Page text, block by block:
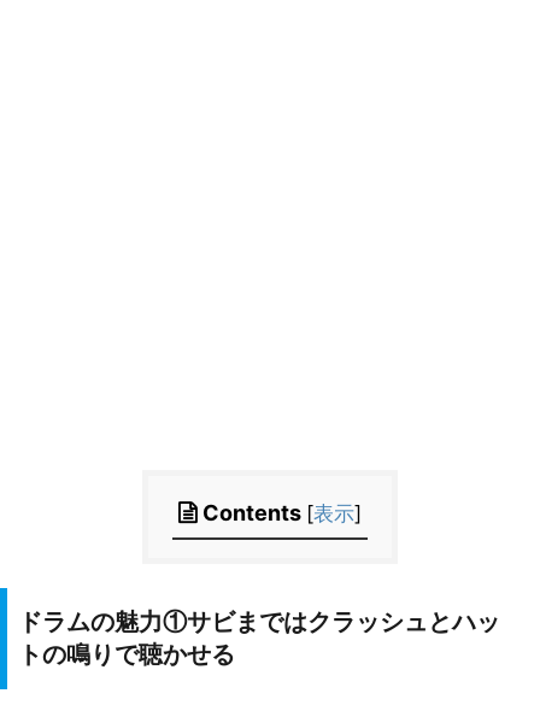
Contents [表示]
ドラムの魅力①サビまではクラッシュとハッ
トの鳴りで聴かせる